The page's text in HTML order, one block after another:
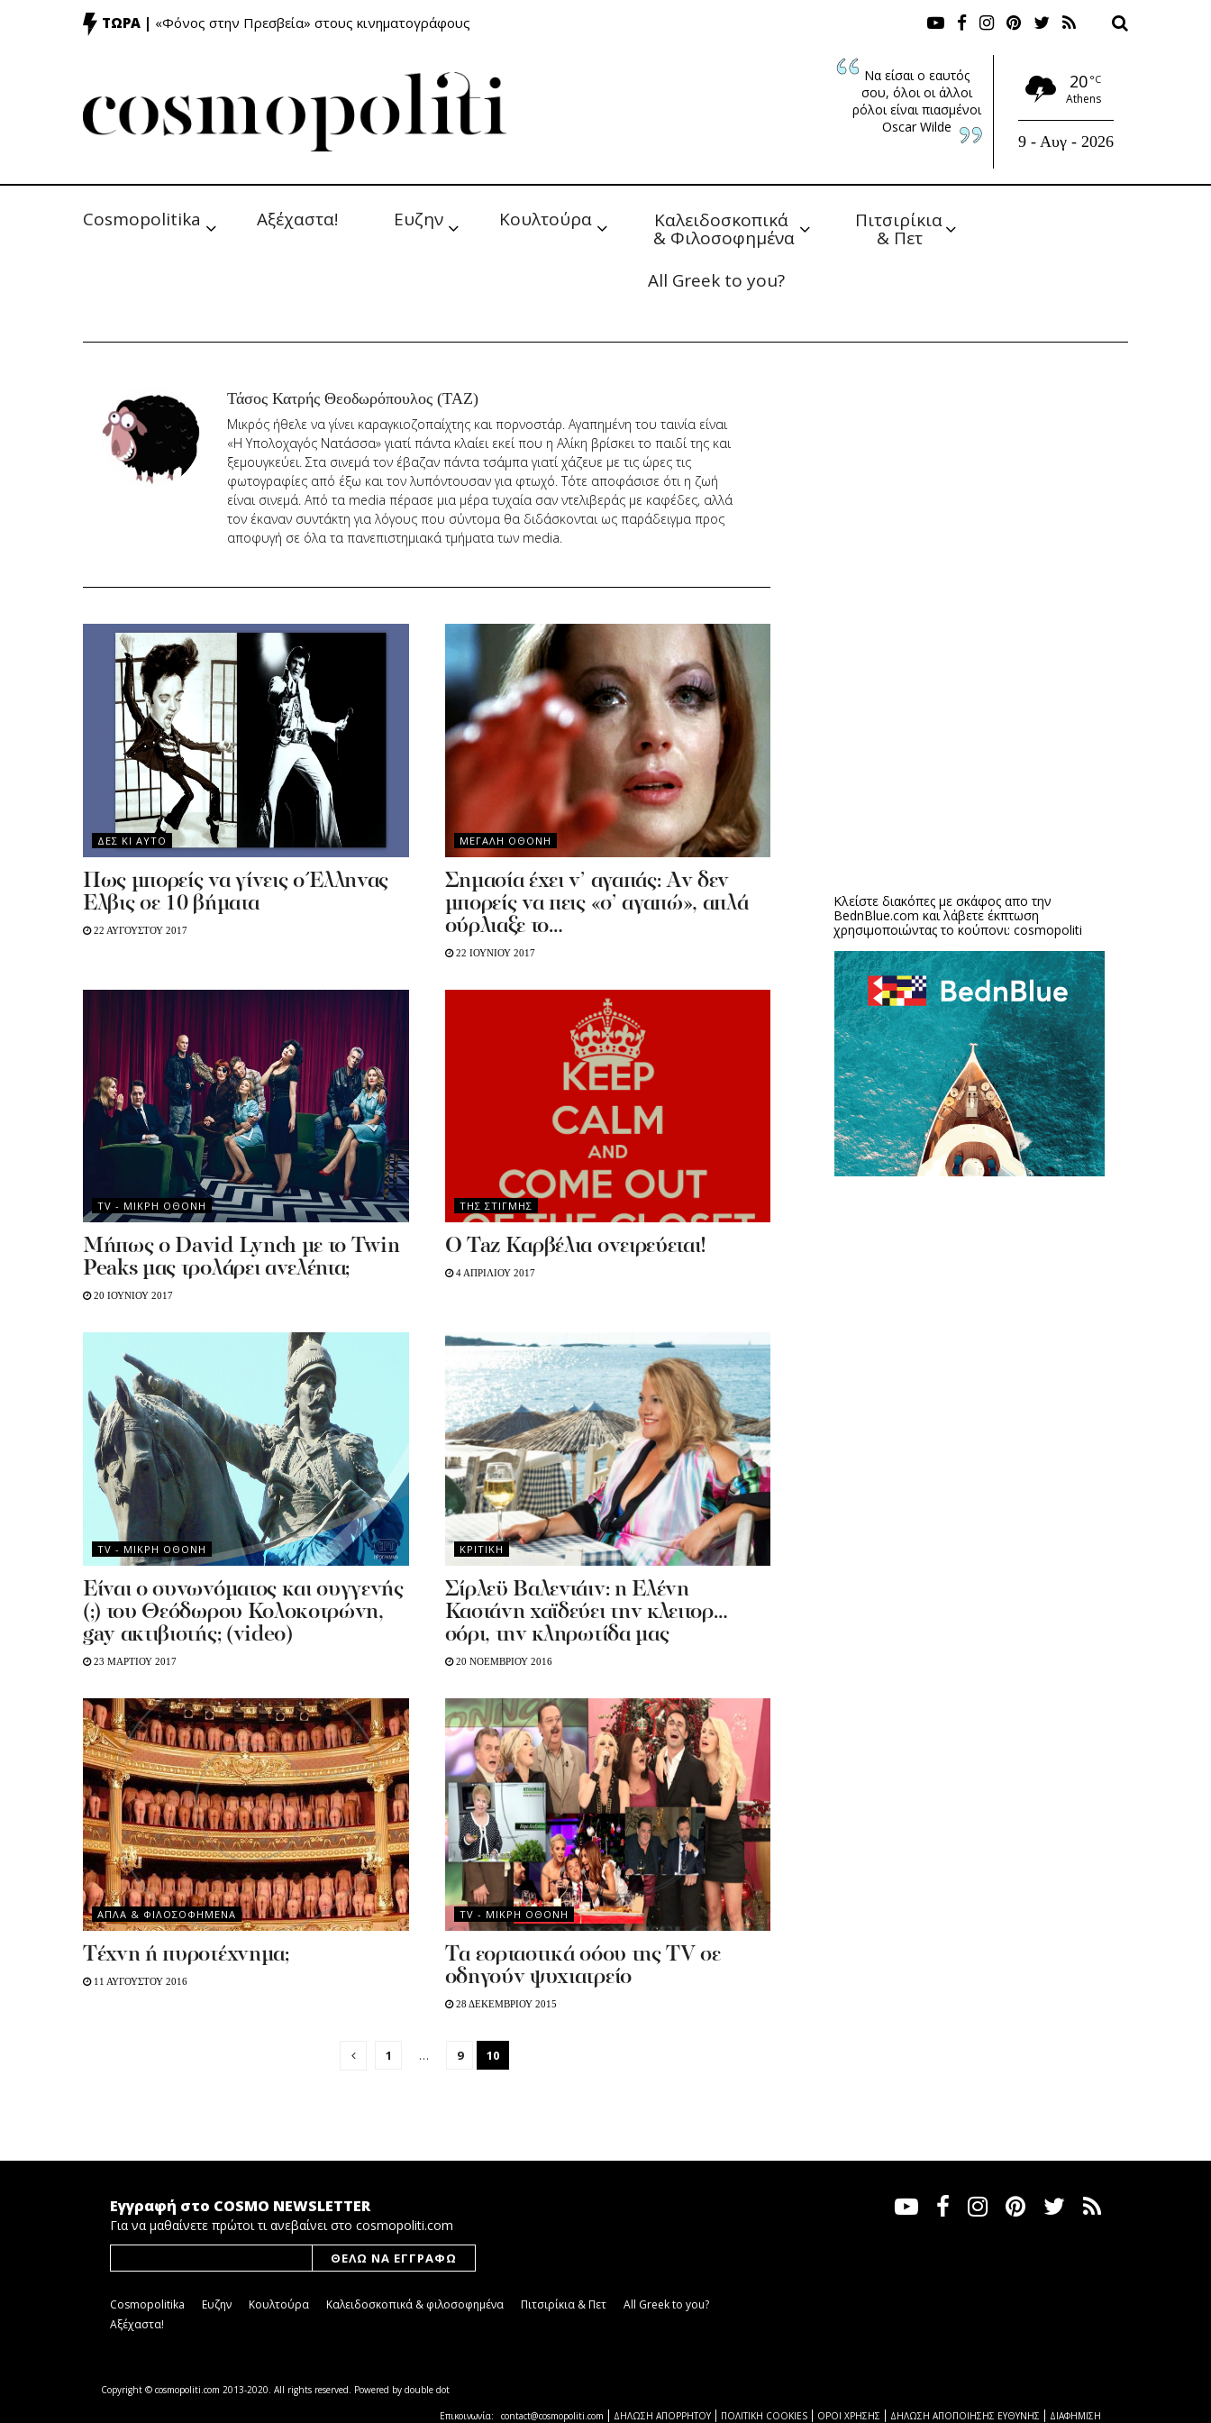
ΤΩΡΑ | «Φόνος στην Πρεσβεία» στους κινηματογράφους
Να είσαι ο εαυτός
σου, όλοι οι άλλοι
ρόλοι είναι πιασμένοι
Oscar Wilde
20 °C
Athens
9 - Αυγ - 2026
Cosmopolitika Αξέχαστα! Ευζην Κουλτούρα Καλειδοσκοπικά
& Φιλοσοφημένα
Πιτσιρίκια
& Πετ
All Greek to you?
Τάσος Κατρής Θεοδωρόπουλος (TAZ)
Μικρός ήθελε να γίνει καραγκιοζοπαίχτης και πορνοστάρ. Αγαπημένη του ταινία είναι
«Η Υπολοχαγός Νατάσσα» γιατί πάντα κλαίει εκεί που η Αλίκη βρίσκει το παιδί της και
ξεμουγκεύει. Στα σινεμά τον έβαζαν πάντα τσάμπα γιατί χάζευε με τις ώρες τις
φωτογραφίες από έξω και τον λυπόντουσαν για φτωχό. Τότε αποφάσισε ότι η ζωή
είναι σινεμά. Από τα media πέρασε μια μέρα τυχαία σαν ντελιβεράς με καφέδες, αλλά
τον έκαναν συντάκτη για λόγους που σύντομα θα διδάσκονται ως παράδειγμα προς
αποφυγή σε όλα τα πανεπιστημιακά τμήματα των media.
ΔΕΣ ΚΙ ΑΥΤΟ
Πως μπορείς να γίνεις ο Έλληνας
Έλβις σε 10 βήματα
22 ΑΥΓΟΥΣΤΟΥ 2017
ΜΕΓΑΛΗ ΟΘΟΝΗ
Σημασία έχει ν’ αγαπάς: Αν δεν
μπορείς να πεις «σ’ αγαπώ», απλά
ούρλιαξε το…
22 ΙΟΥΝΙΟΥ 2017
TV - MΙΚΡΗ ΟΘΟΝΗ
Μήπως ο David Lynch με το Twin
Peaks μας τρολάρει ανελέητα;
20 ΙΟΥΝΙΟΥ 2017
ΤΗΣ ΣΤΙΓΜΗΣ
O Taz Kαρβέλια ονειρεύεται!
4 ΑΠΡΙΛΙΟΥ 2017
TV - MΙΚΡΗ ΟΘΟΝΗ
Είναι ο συνωνόματος και συγγενής
(;) του Θεόδωρου Κολοκοτρώνη,
gay ακτιβιστής; (video)
23 ΜΑΡΤΙΟΥ 2017
ΚΡΙΤΙΚΗ
Σίρλεϋ Βαλεντάιν: η Ελένη
Καστάνη χαϊδεύει την κλειτορ…
σόρι, την κληρωτίδα μας
20 ΝΟΕΜΒΡΙΟΥ 2016
ΑΠΛΑ & ΦΙΛΟΣΟΦΗΜΕΝΑ
Tέχνη ή πυροτέχνημα;
11 ΑΥΓΟΥΣΤΟΥ 2016
TV - MΙΚΡΗ ΟΘΟΝΗ
Tα εορταστικά σόου της TV σε
οδηγούν ψυχιατρείο
28 ΔΕΚΕΜΒΡΙΟΥ 2015
1 … 9 10
Κλείστε διακόπες με σκάφος απο την
BednBlue.com και λάβετε έκπτωση
χρησιμοποιώντας το κούπονι: cosmopoliti
Εγγραφή στο COSMO NEWSLETTER
Για να μαθαίνετε πρώτοι τι ανεβαίνει στο cosmopoliti.com
Cosmopolitika Ευζην Κουλτούρα Καλειδοσκοπικά & φιλοσοφημένα Πιτσιρίκια & Πετ
All Greek to you?
Αξέχαστα!
Copyright © cosmopoliti.com 2013-2020. All rights reserved. Powered by double dot
Επικοινωνία: contact@cosmopoliti.com ΔΗΛΩΣΗ ΑΠΟΡΡΗΤΟΥ ΠΟΛΙΤΙΚΗ COOKIES ΟΡΟΙ ΧΡΗΣΗΣ ΔΗΛΩΣΗ ΑΠΟΠΟΙΗΣΗΣ ΕΥΘΥΝΗΣ ΔΙΑΦΗΜΙΣΗ